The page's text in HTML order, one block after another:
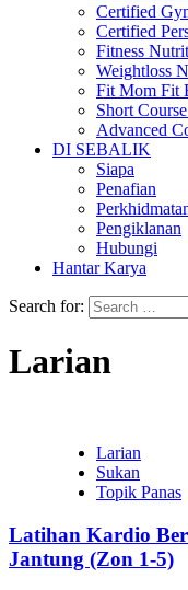
Certified
Certified
Fitness
Weightloss
Fit Mom Fit
Short
Advanced
DI SEBALIK
Siapa
Penafian
Pengiklanan
Hubungi
Hantar Karya
Search for:
Larian
Larian
Sukan
Topik Panas
Latihan Kardio
Jantung (Zon 1-5)